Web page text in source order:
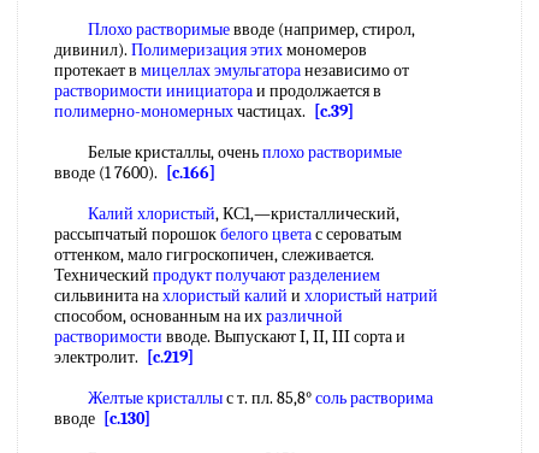
Плохо растворимыевводе (например, стирол,
дивинил). Полимеризация этихмономеров
протекает в мицеллах эмульгаторанезависимо от
растворимости инициатораи продолжается в
полимерно-мономерныхчастицах.
[c.39]
Белые кристаллы, оченьплохо растворимые
вводе (1 7600).
[c.166]
Калий хлористый, КС1,—кристаллический,
рассыпчатый порошокбелого цветас сероватым
оттенком, мало гигроскопичен, слеживается.
Технический продукт получают разделением
сильвинита нахлористый калий и хлористый натрий
способом, основанным на ихразличной
растворимости вводе. Выпускают I, II, III сорта и
электролит.
[c.219]
Желтые кристаллыс т. пл. 85,8°соль растворима
вводе [c.130]